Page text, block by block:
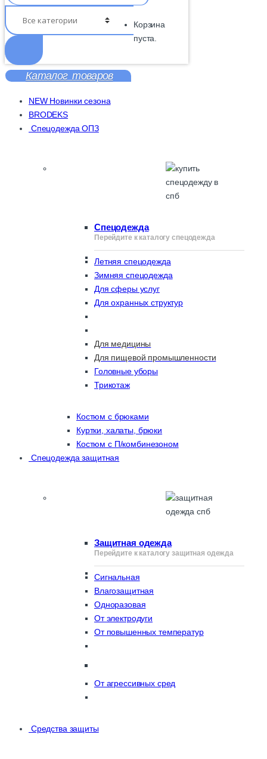
Корзина
пуста.
Каталог товаров
NEW Новинки сезона
BRODEKS
Спецодежда ОПЗ
Спецодежда
Перейдите к каталогу спецодежда
Летняя спецодежда
Зимняя спецодежда
Для сферы услуг
Для охранных структур
Для медицины
Для пищевой промышленности
Головные уборы
Трикотаж
Костюм с брюками
Куртки, халаты, брюки
Костюм с П/комбинезоном
Спецодежда защитная
Защитная одежда
Перейдите к каталогу защитная одежда
Сигнальная
Влагозащитная
Одноразовая
От электродуги
От повышенных температур
От агрессивных сред
Средства защиты